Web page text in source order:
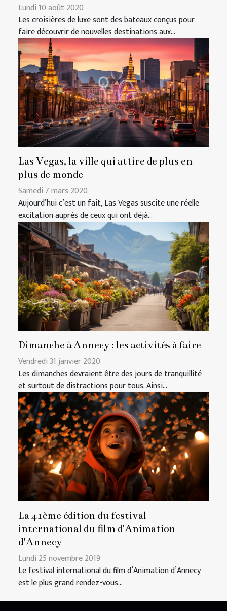
Lundi 10 août 2020
Les croisières de luxe sont des bateaux conçus pour
faire découvrir de nouvelles destinations aux...
Las Vegas, la ville qui attire de plus en
plus de monde
Samedi 7 mars 2020
Aujourd’hui c’est un fait, Las Vegas suscite une réelle
excitation auprès de ceux qui ont déjà...
Dimanche à Annecy : les activités à faire
Vendredi 31 janvier 2020
Les dimanches devraient être des jours de tranquillité
et surtout de distractions pour tous. Ainsi...
La 41ème édition du festival
international du film d'Animation
d’Annecy
Lundi 25 novembre 2019
Le festival international du film d’Animation d’Annecy
est le plus grand rendez-vous...